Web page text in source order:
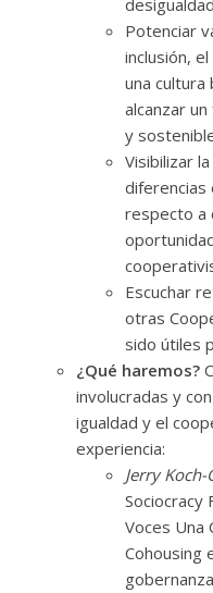
Potenciar
inclusión,
una cultura
alcanzar
y
Visibilizar
respecto a
Escuchar
otras
sido útiles
¿Qué haremos?
involucradas y
igualdad y el
experiencia:
Jerry Koch-
Sociocracy
Voces Una
Cohousing